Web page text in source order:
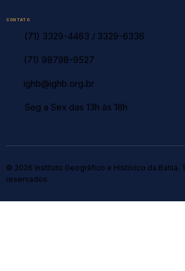
CONTATO
(71) 3329-4463 / 3329-6336
(71) 98798-9527
ighb@ighb.org.br
Seg a Sex das 13h às 18h
© 2026 Instituto Geográfico e Histórico da Bahia.
reservados.